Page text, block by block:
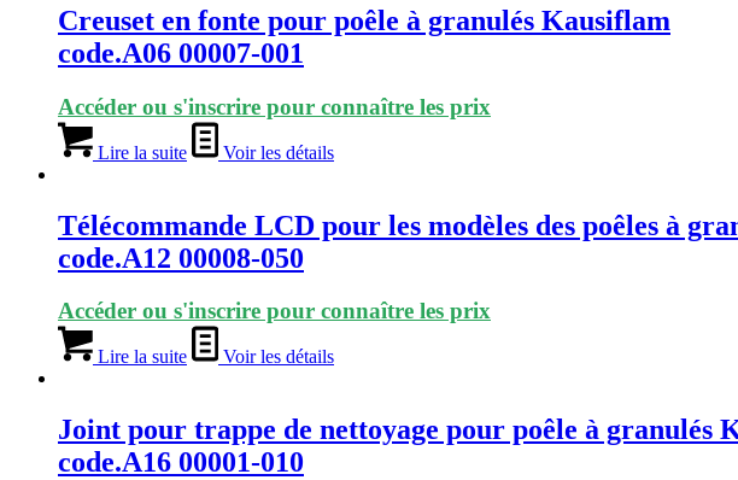
Creuset en fonte pour poêle à granulés Kausiflam
code.A06 00007-001
Accéder ou s'inscrire pour connaître les prix
Lire la suite Voir les détails
Télécommande LCD pour les modèles des poêles à
code.A12 00008-050
Accéder ou s'inscrire pour connaître les prix
Lire la suite Voir les détails
Joint pour trappe de nettoyage pour poêle à granulés
code.A16 00001-010